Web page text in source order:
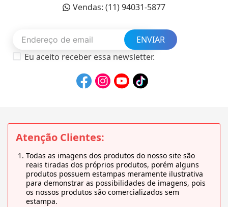
Vendas: (11) 94031-5877
ENVIAR
Eu aceito receber essa newsletter.
Atenção Clientes:
Todas as imagens dos produtos do nosso site são
reais tiradas dos próprios produtos, porém alguns
produtos possuem estampas meramente ilustrativa
para demonstrar as possibilidades de imagens, pois
os nossos produtos são comercializados sem
estampa.